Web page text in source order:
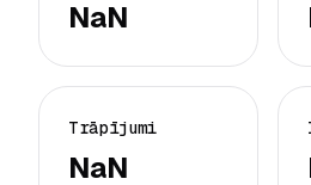
NaN
Trāpījumi
NaN